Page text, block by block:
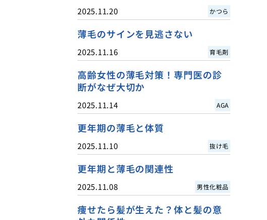
2025.11.20 かつら
薄毛のサインを見逃さない
2025.11.16 育毛剤
高齢女性の薄毛対策！専門医の診
断がなぜ大切か
2025.11.14 AGA
更年期の薄毛と体質
2025.11.10 抜け毛
更年期と薄毛の関連性
2025.11.08 男性化粧品
痩せたら髪が生えた？体と髪の意